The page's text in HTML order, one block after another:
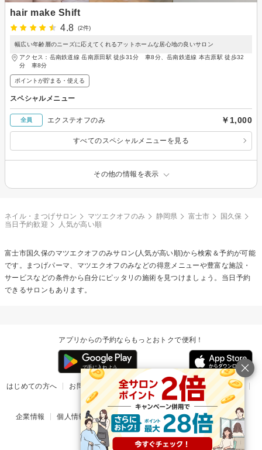
hair make Shift
4.8
(2件)
幅広い年齢層のニーズに応えてくれるアットホームな居心地の良いサロン
アクセス：岳南鉄道線 岳南原田駅 徒歩31分 車8分、岳南鉄道線 本吉原駅 徒歩32
分 車8分
ポイントが貯まる・使える
スペシャルメニュー
全員 エクステオフのみ ￥1,000
すべてのスペシャルメニューを見る
その他の情報を表示
ネイル・まつげサロン マツエクオフのみ 静岡県 富士市
国久保
当日予約歓迎
人気が高い順
富士市国久保のマツエクオフのみサロン(人気が高い順)から検索＆予約が可能
です。まつげパーマ、マツエクオフのみなどの得意メニューや豊富な施設・
サービスなどの条件から自分にピッタリの施術を見つけましょう。当日予約
できるサロンもあります。
アプリからの予約ならもっとおトクで便利！
はじめての方へ お問い合わせ ヘルプ リリース情報
利用規約
掲載ご希望のサロン様
企業情報 個人情報保護方針 楽天のサービス一覧 アプリ一覧
© Rakuten Group, Inc.